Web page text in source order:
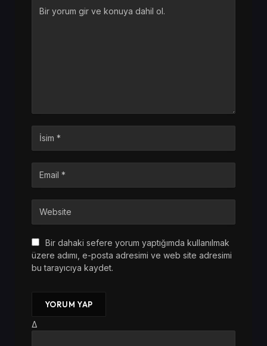
Bir dahaki sefere yorum yaptığımda kullanılmak
üzere adımı, e-posta adresimi ve web site adresimi
bu tarayıcıya kaydet.
Δ